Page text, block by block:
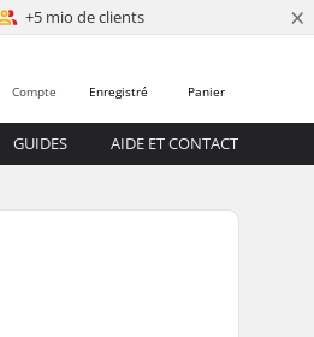
+5 mio de clients ×
Panier
Enregistré
Compte
GUIDES AIDE ET CONTACT